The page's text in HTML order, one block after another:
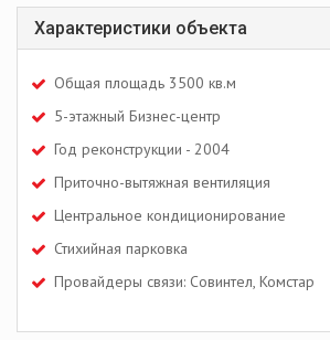
Характеристики объекта
Общая площадь 3500 кв.м
5-этажный Бизнес-центр
Год реконструкции - 2004
Приточно-вытяжная вентиляция
Центральное кондиционирование
Стихийная парковка
Провайдеры связи: Совинтел, Комстар